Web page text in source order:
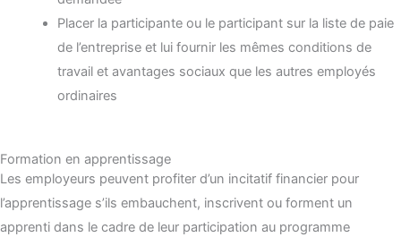
Placer la participante ou le participant sur la liste de paie
de l’entreprise et lui fournir les mêmes conditions de
travail et avantages sociaux que les autres employés
ordinaires
Formation en apprentissage
Les employeurs peuvent profiter d’un incitatif financier pour
l’apprentissage s’ils embauchent, inscrivent ou forment un
apprenti dans le cadre de leur participation au programme